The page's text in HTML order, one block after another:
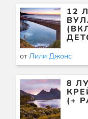
12
отЛили Джонс
8
(+